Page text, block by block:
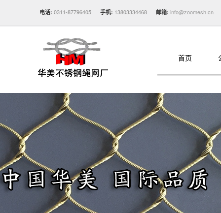
电话: 0311-87796405 手机: 13803334468 邮箱: info@zoomesh.cn
首页